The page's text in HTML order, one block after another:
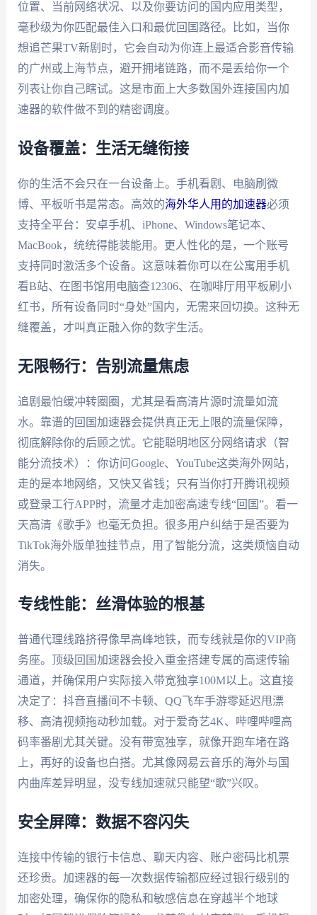
位置、当前网络状况、以及你要访问的国内应用类型，
毫秒级为你匹配最佳入口和最优回国路径。比如，当你
想追芒果TV新剧时，它会自动为你连上最适合影音传输
的广州或上海节点，避开拥堵链路，而不是丢给你一个
列表让你自己瞎试。这是市面上大多数国外连接国内加
速器的软件做不到的精密调度。
设备覆盖：生活无缝衔接
你的生活不会只在一台设备上。手机看剧、电脑刷微
博、平板听书是常态。高效的海外华人用的加速器必须
支持全平台：安卓手机、iPhone、Windows笔记本、
MacBook，统统得能装能用。更人性化的是，一个账号
支持同时激活多个设备。这意味着你可以在公寓用手机
看B站、在图书馆用电脑查12306、在咖啡厅用平板刷小
红书，所有设备同时“身处”国内，无需来回切换。这种无
缝覆盖，才叫真正融入你的数字生活。
无限畅行：告别流量焦虑
追剧最怕缓冲转圈圈，尤其是看高清片源时流量如流
水。靠谱的回国加速器会提供真正无上限的流量保障，
彻底解除你的后顾之忧。它能聪明地区分网络请求（智
能分流技术）：你访问Google、YouTube这类海外网站，
走的是本地网络，又快又省钱；只有当你打开腾讯视频
或登录工行APP时，流量才走加密高速专线“回国”。看一
天高清《歌手》也毫无负担。很多用户纠结于是否要为
TikTok海外版单独挂节点，用了智能分流，这类烦恼自动
消失。
专线性能：丝滑体验的根基
普通代理线路挤得像早高峰地铁，而专线就是你的VIP商
务座。顶级回国加速器会投入重金搭建专属的高速传输
通道，并确保用户实际接入带宽独享100M以上。这直接
决定了：抖音直播间不卡顿、QQ飞车手游零延迟甩漂
移、高清视频拖动秒加载。对于爱奇艺4K、哔哩哔哩高
码率番剧尤其关键。没有带宽独享，就像开跑车堵在路
上，再好的设备也白搭。尤其像网易云音乐的海外与国
内曲库差异明显，没专线加速就只能望“歌”兴叹。
安全屏障：数据不容闪失
连接中传输的银行卡信息、聊天内容、账户密码比机票
还珍贵。加速器的每一次数据传输都应经过银行级别的
加密处理，确保你的隐私和敏感信息在穿越半个地球